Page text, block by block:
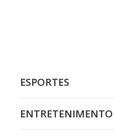
ESPORTES
ENTRETENIMENTO